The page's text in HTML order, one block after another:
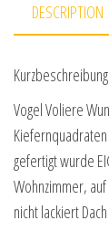
DESCRIPTION
Vogel Voliere
gefertigt wurde
Wohnzimmer,
nicht lackiert